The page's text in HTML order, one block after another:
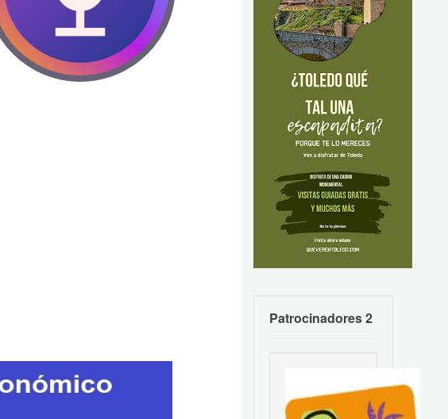
Patrocinadores 2